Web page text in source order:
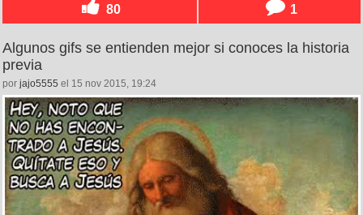
80 1
Algunos gifs se entienden mejor si conoces la historia
previa
por jajo5555 el 15 nov 2015, 19:24